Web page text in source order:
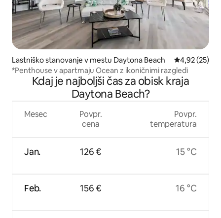
Lastniško stanovanje v mestu Daytona Beach Povprečna
4,92 (25)
*Penthouse v apartmaju Ocean z ikoničnimi razgledi
Kdaj je najboljši čas za obisk kraja
Daytona Beach?
Mesec
Jan.
Feb.
Povpr.
cena
126 €
156 €
Povpr.
temperatura
15 °C
16 °C